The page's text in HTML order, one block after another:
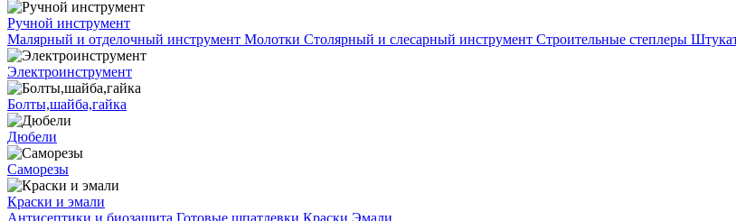
Ручной инструмент
Малярный и отделочный инструмент Молотки Столярный и слесарный инструмент Строительные степлеры
Электроинструмент
Болты,шайба,гайка
Дюбели
Саморезы
Краски и эмали